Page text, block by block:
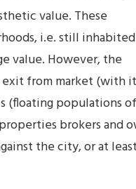
value. These
i.e. still
value. However, the
from market (with
(floating populations of
brokers and
the city, or at least